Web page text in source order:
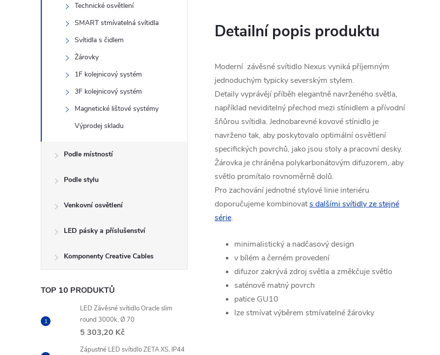
Technické osvětlení
SMART stmívatelná svítidla
Svítidla s čidlem
Žárovky
1F kolejnicový systém
3F kolejnicový systém
Magnetické lištové systémy
Výprodej skladu
Podle místností
Podle stylu
Venkovní osvětlení
LED pásky a příslušenství
Komponenty Creative Cables
TOP 10 PRODUKTŮ
LED Závěsné svítidlo Oracle slim
round 3000k, Ø 70
5 303,20 Kč
Zápustné LED svítidlo ZETA XS, IP44
Detailní popis produktu
Moderní závěsné svítidlo Nexus vyniká příjemným
jednoduchým typicky severským stylem.
Detaily vyprávějí příběh elegantně navrženého světla,
například neviditelný přechod mezi stínidlem a přívodní
šňůrou svítidla. Jednobarevné kovové stínidlo je
navrženo tak, aby poskytovalo optimální osvětlení
specifických povrchů, jako jsou stoly a pracovní desky.
Žárovka je chráněna polykarbonátovým difuzorem, aby
světlo promítalo rovnoměrně dolů.
Pro zachování jednotné stylové linie interiéru
doporučujeme kombinovats dalšími svítidly ze stejné
série.
minimalistický a nadčasový design
v bílém a černém provedení
difuzor zakrývá zdroj světla a změkčuje světlo
saténově matný povrch
patice GU10
lze stmívat výběrem stmívatelné žárovky